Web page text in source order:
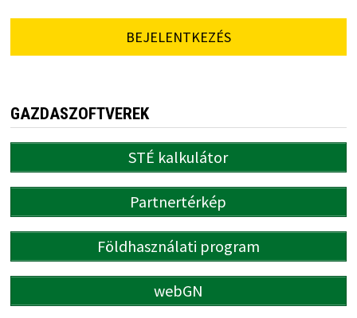
BEJELENTKEZÉS
GAZDASZOFTVEREK
STÉ kalkulátor
Partnertérkép
Földhasználati program
webGN